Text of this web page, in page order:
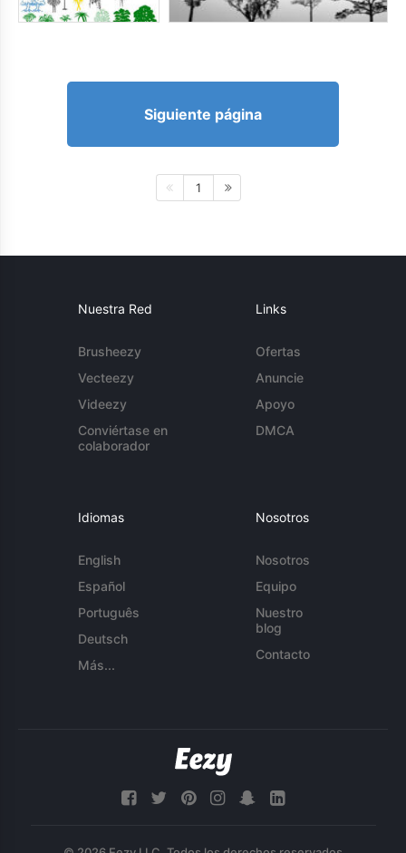
Siguiente página
1
Nuestra Red
Brusheezy
Vecteezy
Videezy
Conviértase en
colaborador
Links
Ofertas
Anuncie
Apoyo
DMCA
Idiomas
English
Español
Português
Deutsch
Más...
Nosotros
Nosotros
Equipo
Nuestro
blog
Contacto